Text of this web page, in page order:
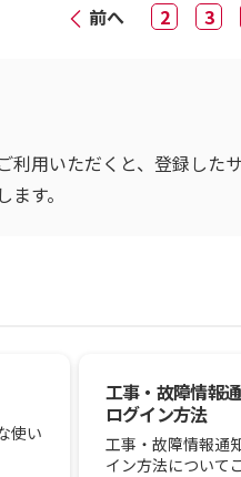
前へ 2 3
用いただくと、登録した
す。
使い
工事・故障情報
ログイン方法
工事・故障情報通
イン方法について